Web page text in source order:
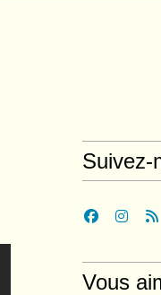
Suivez-
Vous